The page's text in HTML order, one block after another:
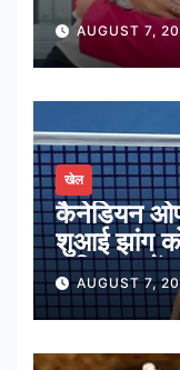
कालरा
AUGUST 7,
खेल
कैनेडियन
शुआई झांग को
अंतिम 16 में
AUGUST 7,